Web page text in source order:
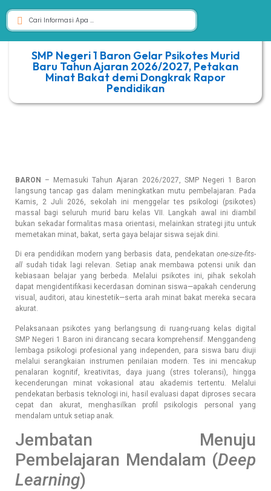
SMP Negeri 1 Baron Gelar Psikotes Murid
Baru Tahun Ajaran 2026/2027, Petakan
Minat Bakat demi Dongkrak Rapor
Pendidikan
BARON
– Memasuki Tahun Ajaran 2026/2027, SMP Negeri 1 Baron
langsung tancap gas dalam meningkatkan mutu pembelajaran. Pada
Kamis, 2 Juli 2026, sekolah ini menggelar tes psikologi (psikotes)
massal bagi seluruh murid baru kelas VII. Langkah awal ini diambil
bukan sekadar formalitas masa orientasi, melainkan strategi jitu untuk
memetakan minat, bakat, serta gaya belajar siswa sejak dini.
Di era pendidikan modern yang berbasis data, pendekatan one-size-fits-
all sudah tidak lagi relevan. Setiap anak membawa potensi unik dan
kebiasaan belajar yang berbeda. Melalui psikotes ini, pihak sekolah
dapat mengidentifikasi kecerdasan dominan siswa—apakah cenderung
visual, auditori, atau kinestetik—serta arah minat bakat mereka secara
akurat.
Pelaksanaan psikotes yang berlangsung di ruang-ruang kelas digital
SMP Negeri 1 Baron ini dirancang secara komprehensif. Menggandeng
lembaga psikologi profesional yang independen, para siswa baru diuji
melalui serangkaian instrumen penilaian modern. Tes ini mencakup
penalaran kognitif, kreativitas, daya juang (stres toleransi), hingga
kecenderungan minat vokasional atau akademis tertentu. Melalui
pendekatan berbasis teknologi ini, hasil evaluasi dapat diproses secara
cepat dan akurat, menghasilkan profil psikologis personal yang
mendalam untuk setiap anak.
Jembatan Menuju
Pembelajaran Mendalam (Deep
Learning)